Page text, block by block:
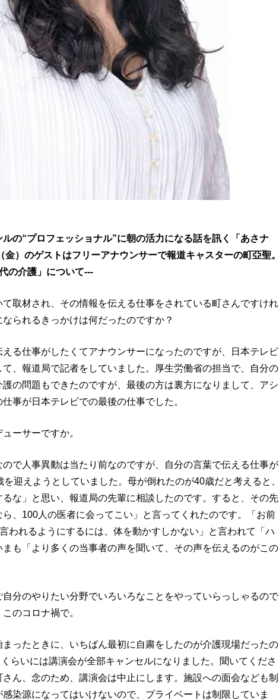
の“プロフェッショナル”に朝の活力になる話を訊く「あさナ
金）のゲストはフリーアナウンサーで報道キャスターの町亞聖。
の介護」について---
取材され、その情報を伝える仕事をされている町さんですけれ
られるきっかけは何だったのですか？
る仕事がしたくてアナウンサーになったのですが、日本テレビ
、報道局で記者をしていました。厚生労働省の担当で、自分の
の問題もできたのですが、最後の方は裏方になりまして、アシ
事が日本テレビでの最後の仕事でした。
ーサーですか。
で人事異動は当たり前なのですが、自分の言葉で伝える仕事が
迎えようとしていました。母が倒れたのが40歳だと考えると、
るな」と思い、報道局の先輩に相談したのです。すると、その先
、100人の医者に会ってこい」と言ってくれたのです。「お前
われるようにするには、体を動かすしかない」と言われて「ハ
も「より多くの当事者の声を聞いて、その声を伝えるのがこの
分のやりたい分野でいろいろなことをやっていらっしゃるので
のコロナ禍で。
ったときに、いちばん最初に自粛をしたのが介護現場だったの
らいには講演会が全部キャンセルになりました。聞いてくださ
ん、念のため、講演会は中止にします。施設への面会なども制
染源になってはいけないので、プライベートは制限していま